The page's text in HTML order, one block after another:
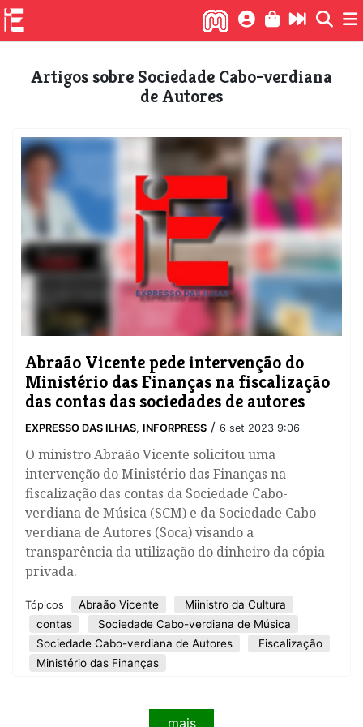
Artigos sobre Sociedade Cabo-verdiana
de Autores
Abraão Vicente pede intervenção do
Ministério das Finanças na fiscalização
das contas das sociedades de autores
EXPRESSO DAS ILHAS, INFORPRESS / 6 set 2023 9:06
O ministro Abraão Vicente solicitou uma
intervenção do Ministério das Finanças na
fiscalização das contas da Sociedade Cabo-
verdiana de Música (SCM) e da Sociedade Cabo-
verdiana de Autores (Soca) visando a
transparência da utilização do dinheiro da cópia
privada.
Tópicos Abraão Vicente
Miinistro da Cultura
contas
Sociedade Cabo-verdiana de Música
Sociedade Cabo-verdiana de Autores
Fiscalização
Ministério das Finanças
mais